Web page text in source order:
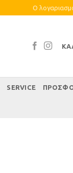
Ο
SERVICE